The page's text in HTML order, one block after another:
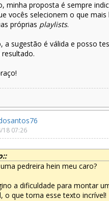
minha proposta é sempre
vocês selecionem o que mais
próprias playlists.
a sugestão é válida e posso
18 07:26
pedreira hein meu caro?
a dificuldade para montar
o que torna esse texto incrível!